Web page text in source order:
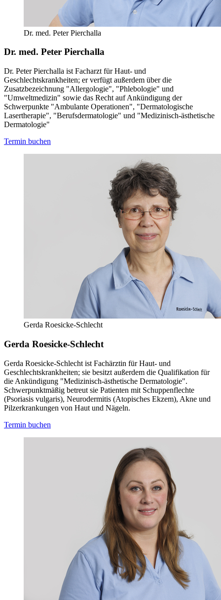
Dr. med. Peter Pierchalla
Dr. med. Peter Pierchalla
Dr. Peter Pierchalla ist Facharzt für Haut- und
Geschlechtskrankheiten; er verfügt außerdem über die
Zusatzbezeichnung "Allergologie", "Phlebologie" und
"Umweltmedizin" sowie das Recht auf Ankündigung der
Schwerpunkte "Ambulante Operationen", "Dermatologische
Lasertherapie", "Berufsdermatologie" und "Medizinisch-ästhetische
Dermatologie"
Termin buchen
Gerda Roesicke-Schlecht
Gerda Roesicke-Schlecht
Gerda Roesicke-Schlecht ist Fachärztin für Haut- und
Geschlechtskrankheiten; sie besitzt außerdem die Qualifikation für
die Ankündigung "Medizinisch-ästhetische Dermatologie".
Schwerpunktmäßig betreut sie Patienten mit Schuppenflechte
(Psoriasis vulgaris), Neurodermitis (Atopisches Ekzem), Akne und
Pilzerkrankungen von Haut und Nägeln.
Termin buchen